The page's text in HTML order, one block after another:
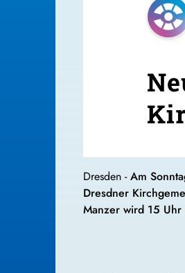
Dresden -Am
Dresdner
Manzer wird 15